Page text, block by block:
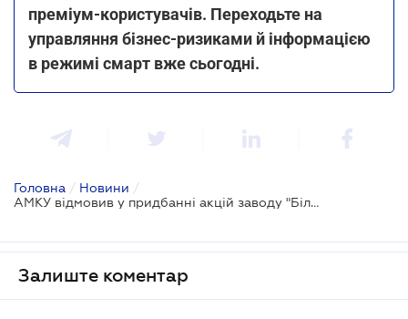
преміум-користувачів. Переходьте на
управляння бізнес-ризиками й інформацією
в режимі смарт вже сьогодні.
Головна / Новини /
АМКУ відмовив у придбанні акцій заводу "Більшовик"
Залиште коментар